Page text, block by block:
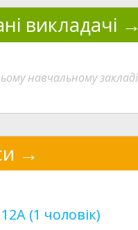
викладачі
навчальному
12A (1 чоловік)